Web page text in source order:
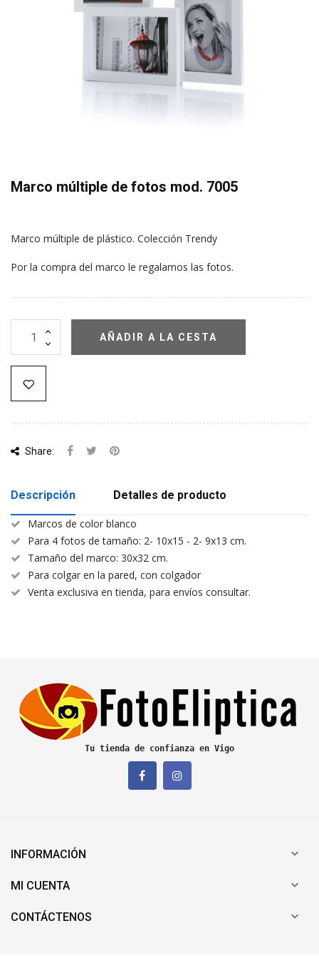
Marco múltiple de fotos mod. 7005
Marco múltiple de plástico. Colección Trendy
Por la compra del marco le regalamos las fotos.
AÑADIR A LA CESTA
Share:
Descripción Detalles de producto
Marcos de color blanco
Para 4 fotos de tamaño: 2- 10x15 - 2- 9x13 cm.
Tamaño del marco: 30x32 cm.
Para colgar en la pared, con colgador
Venta exclusiva en tienda, para envíos consultar.
Tu tienda de confianza en Vigo
INFORMACIÓN 
MI CUENTA 
CONTÁCTENOS 